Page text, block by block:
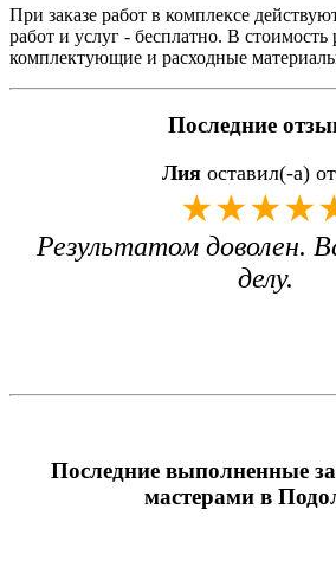
При заказе работ в комплексе
работ и услуг - бесплатно. В стоимость
комплектующие и расходные
Последние
Лия оставил(-а)
Результатом доволен.
делу.
Последние выполненные
мастерами в